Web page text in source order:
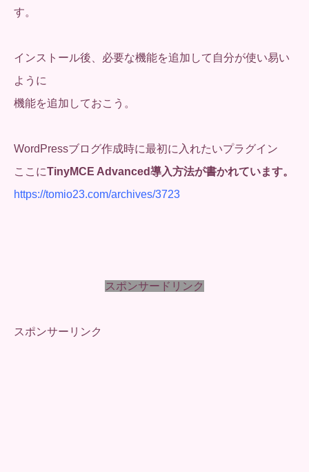
す。
インストール後、必要な機能を追加して自分が使い易い
ように
機能を追加しておこう。
WordPressブログ作成時に最初に入れたいプラグイン
ここにTinyMCE Advanced導入方法が書かれています。
https://tomio23.com/archives/3723
スポンサードリンク
スポンサーリンク